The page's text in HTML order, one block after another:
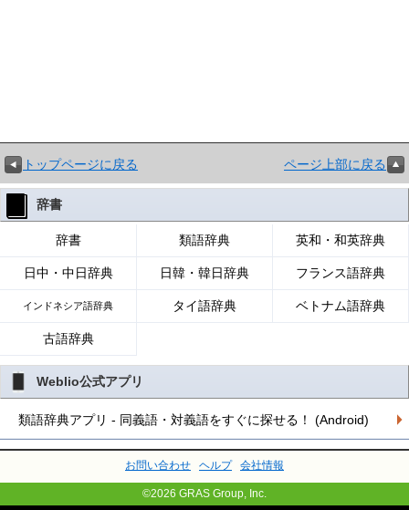
トップページに戻る ページ上部に戻る
辞書
辞書 類語辞典 英和・和英辞典
日中・中日辞典 日韓・韓日辞典 フランス語辞典
インドネシア語辞典 タイ語辞典 ベトナム語辞典
古語辞典
Weblio公式アプリ
類語辞典アプリ - 同義語・対義語をすぐに探せる！ (Android)
お問い合わせ ヘルプ 会社情報
©2026 GRAS Group, Inc.